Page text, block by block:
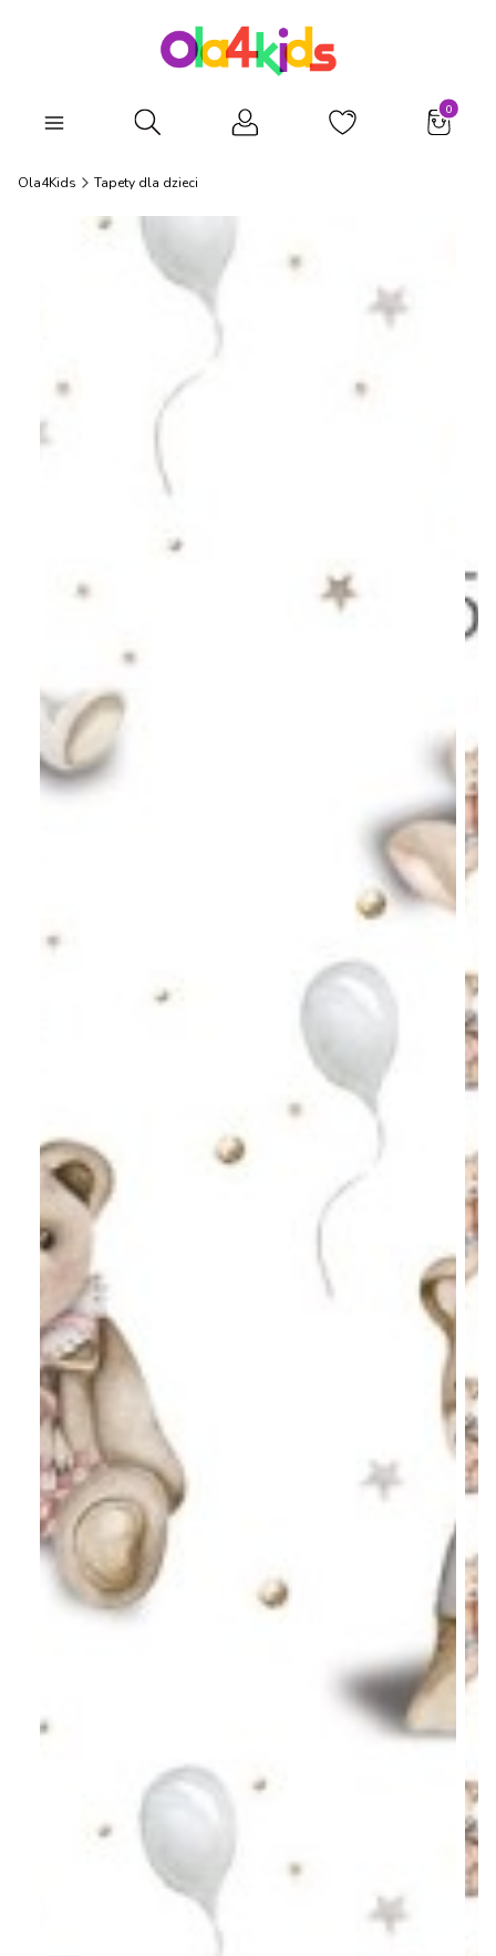
Otwórz wyszukiwarkę
Ola4Kids Tapety dla dzieci